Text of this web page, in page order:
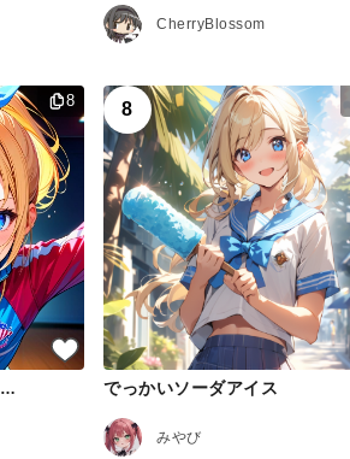
CherryBlossom
アイプロ「Let's dance lesson！」
8 8
でっかいソーダアイス
みやび